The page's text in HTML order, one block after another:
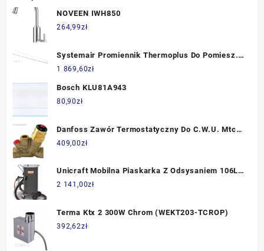
NOVEEN IWH850
264,99zł
Systemair Promiennik Thermoplus Do Pomiesz.
Wilgotnych Ecv70031
1 869,60zł
Bosch KLU81A943
80,90zł
Danfoss Zawór Termostatyczny Do C.W.U. Mtcv
Dn20 003Z4520
409,00zł
Unicraft Mobilna Piaskarka Z Odsysaniem 106L
Mssg 150 A 6204030
2 141,00zł
Terma Ktx 2 300W Chrom (WEKT203-TCROP)
392,62zł